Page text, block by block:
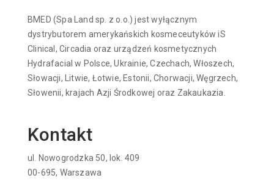
BMED (Spa Land sp. z o.o.) jest wyłącznym
dystrybutorem amerykańskich kosmeceutyków iS
Clinical, Circadia oraz urządzeń kosmetycznych
Hydrafacial w Polsce, Ukrainie, Czechach, Włoszech,
Słowacji, Litwie, Łotwie, Estonii, Chorwacji, Węgrzech,
Słowenii, krajach Azji Środkowej oraz Zakaukazia.
Kontakt
ul. Nowogrodzka 50, lok. 409
00-695, Warszawa